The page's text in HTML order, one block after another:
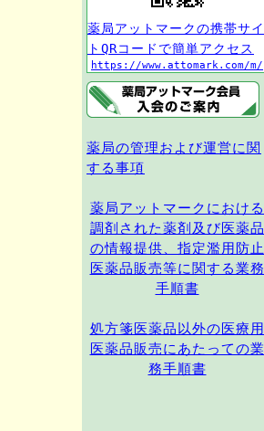
薬局アットマークの携帯サイ
トQRコードで簡単アクセス
https://www.attomark.com/m/
薬局の管理および運営に関
する事項
薬局アットマークにおける
調剤された薬剤及び医薬品
の情報提供、指定濫用防止
医薬品販売等に関する業務
手順書
処方箋医薬品以外の医療用
医薬品販売にあたっての業
務手順書